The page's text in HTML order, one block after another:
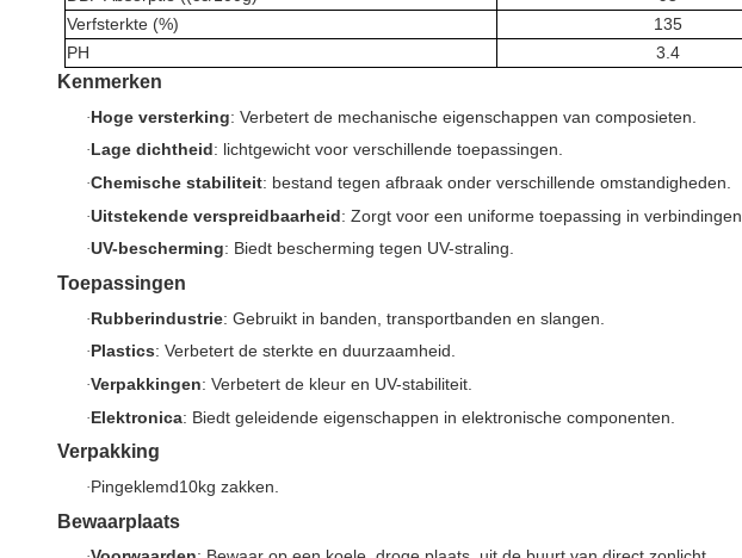
Verfsterkte (%)
135
PH
3.4
Kenmerken
·Hoge versterking: Verbetert de mechanische eigenschappen van composieten.
·Lage dichtheid: lichtgewicht voor verschillende toepassingen.
·Chemische stabiliteit: bestand tegen afbraak onder verschillende omstandigheden.
·Uitstekende verspreidbaarheid: Zorgt voor een uniforme toepassing in verbindingen.
·UV-bescherming: Biedt bescherming tegen UV-straling.
Toepassingen
·Rubberindustrie: Gebruikt in banden, transportbanden en slangen.
·Plastics: Verbetert de sterkte en duurzaamheid.
·Verpakkingen: Verbetert de kleur en UV-stabiliteit.
·Elektronica: Biedt geleidende eigenschappen in elektronische componenten.
Verpakking
·Pingeklemd10kg zakken.
Bewaarplaats